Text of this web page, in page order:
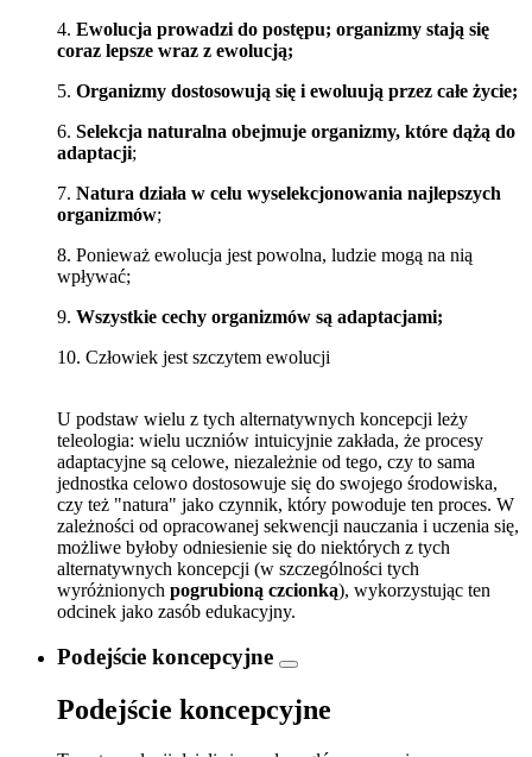
4. Ewolucja prowadzi do postępu; organizmy stają się
coraz lepsze wraz z ewolucją;
5. Organizmy dostosowują się i ewoluują przez całe życie;
6. Selekcja naturalna obejmuje organizmy, które dążą do
adaptacji;
7. Natura działa w celu wyselekcjonowania najlepszych
organizmów;
8. Ponieważ ewolucja jest powolna, ludzie mogą na nią
wpływać;
9. Wszystkie cechy organizmów są adaptacjami;
10. Człowiek jest szczytem ewolucji
U podstaw wielu z tych alternatywnych koncepcji leży
teleologia: wielu uczniów intuicyjnie zakłada, że procesy
adaptacyjne są celowe, niezależnie od tego, czy to sama
jednostka celowo dostosowuje się do swojego środowiska,
czy też "natura" jako czynnik, który powoduje ten proces. W
zależności od opracowanej sekwencji nauczania i uczenia się,
możliwe byłoby odniesienie się do niektórych z tych
alternatywnych koncepcji (w szczególności tych
wyróżnionych pogrubioną czcionką), wykorzystując ten
odcinek jako zasób edukacyjny.
Podejście koncepcyjne
Podejście koncepcyjne